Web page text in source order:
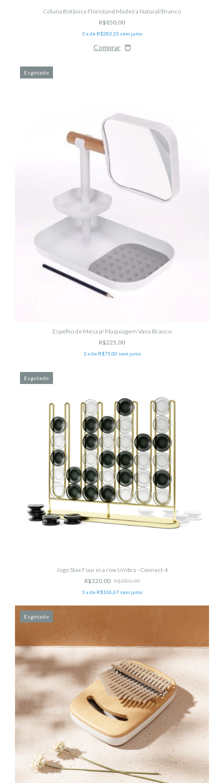
Coluna Botânica Floristand Madeira Natural/Branco
R$850,00
3 x de R$283,33 sem juros
Esgotado
Espelho de Mesa p/ Maquiagem Vana Branco
R$225,00
3 x de R$75,00 sem juros
Esgotado
Jogo Stax Four in a row Umbra - Connect 4
R$320,00 R$380,00
3 x de R$106,67 sem juros
Esgotado